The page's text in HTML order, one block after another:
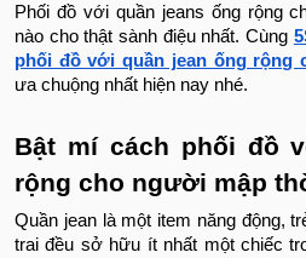
Phối đồ với quần jeans ống rộng
nào cho thật sành điệu nhất. Cùng
phối đồ với quần jean ống rộng
ưa chuộng nhất hiện nay nhé.
Bật mí cách phối đồ
rộng cho người mập
Quần jean là một item năng động,
trai đều sở hữu ít nhất một chiếc